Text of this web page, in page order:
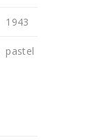
1943
pastel